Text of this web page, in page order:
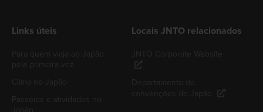
Links úteis Locais JNTO relacionados